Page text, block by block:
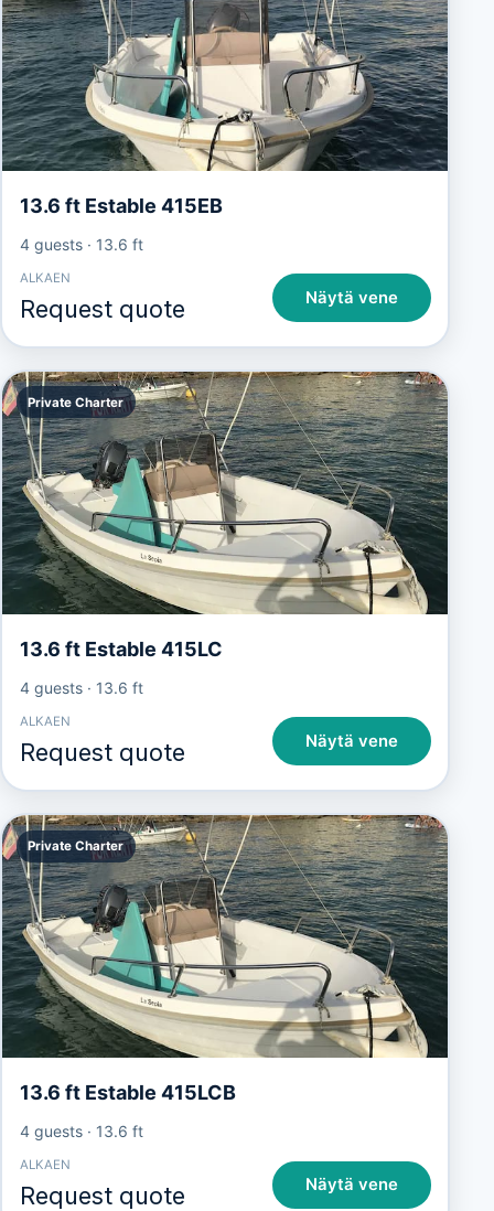
13.6 ft Estable 415EB
4 guests· 13.6 ft
ALKAEN
Request quote Näytä vene
Private Charter
13.6 ft Estable 415LC
4 guests· 13.6 ft
ALKAEN
Request quote Näytä vene
Private Charter
13.6 ft Estable 415LCB
4 guests· 13.6 ft
ALKAEN
Request quote Näytä vene